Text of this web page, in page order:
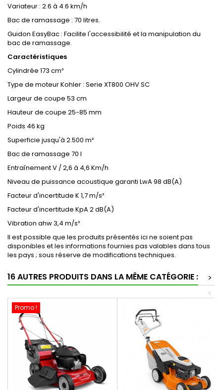
Variateur : 2.6 à 4.6 km/h
Bac de ramassage : 70 litres.
Guidon EasyBac : Facilite l'accessibilité et la manipulation du
bac de ramassage.
Caractéristiques
Cylindrée 173 cm³
Type de moteurKohler : Serie XT800 OHV SC
Largeur de coupe 53 cm
Hauteur de coupe 25-85 mm
Poids 46 kg
Superficie jusqu'à 2.500 m²
Bac de ramassage 70 l
EntraînementV / 2,6 à 4,6 Km/h
Niveau de puissance acoustique garanti LwA98 dB(A)
Facteur d'incertitude K 1,7 m/s²
Facteur d'incertitude KpA2 dB(A)
Vibration ahw3,4 m/s²
Il est possible que les produits présentés ici ne soient pas
disponibles et les informations fournies pas valables dans tous
les pays ; sous réserve de modifications techniques.
16 AUTRES PRODUITS DANS LA MÊME CATÉGORIE :
>
<
Promo !